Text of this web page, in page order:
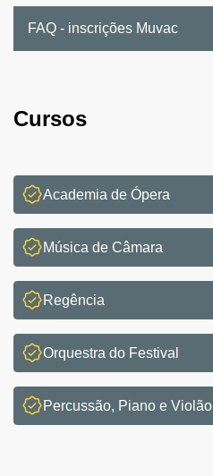
FAQ - inscrições Muvac
Cursos
Academia de Ópera
Música de Câmara
Regência
Orquestra do Festival
Percussão, Piano e Violão